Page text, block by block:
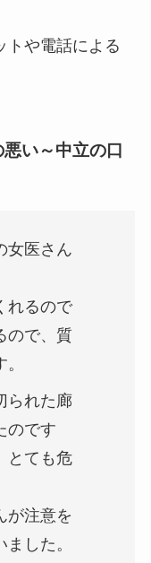
トや電話による
い～中立の口
女医さん
れるので
ので、質
られた廊
のです
とても危
が注意を
した。